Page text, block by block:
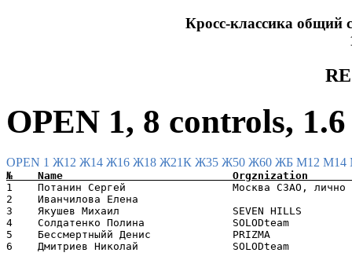
Кросс-классика общий
OPEN 1, 8 controls,
OPEN 1 Ж12 Ж14 Ж16 Ж18 Ж21К Ж35 Ж50 Ж60 ЖБ М12 М14
1    Потанин Сергей                 Москва
2    Иванчилова Елена
3    Якушев Михаил                  SEVEN HILLS
4    Солдатенко Полина              SOLODteam
5    Бессмертныйй Денис             PRIZMA